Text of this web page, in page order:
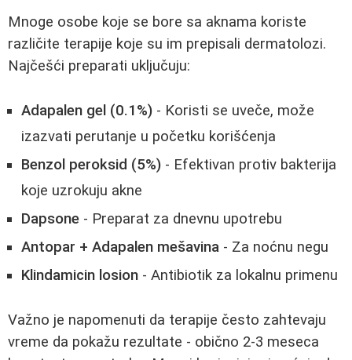
Mnoge osobe koje se bore sa aknama koriste
različite terapije koje su im prepisali dermatolozi.
Najčešći preparati uključuju:
Adapalen gel (0.1%) - Koristi se uveče, može
izazvati perutanje u početku korišćenja
Benzol peroksid (5%) - Efektivan protiv bakterija
koje uzrokuju akne
Dapsone - Preparat za dnevnu upotrebu
Antopar + Adapalen mešavina - Za noćnu negu
Klindamicin losion - Antibiotik za lokalnu primenu
Važno je napomenuti da terapije često zahtevaju
vreme da pokažu rezultate - obično 2-3 meseca